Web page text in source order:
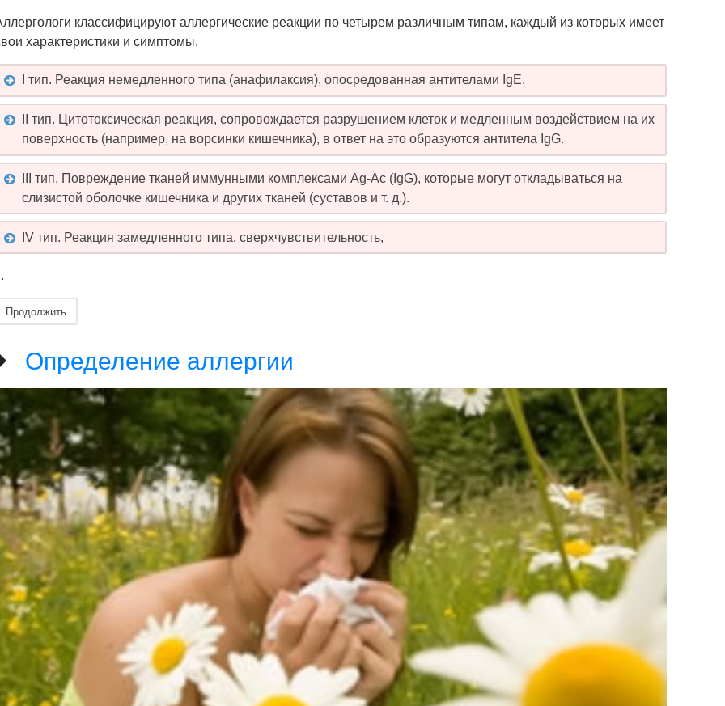
классифицируют аллергические реакции по четырем различным типам, каждый из которых имеет
характеристики и симптомы.
I тип. Реакция немедленного типа (анафилаксия), опосредованная антителами IgE.
II тип. Цитотоксическая реакция, сопровождается разрушением клеток и медленным воздействием на их
поверхность (например, на ворсинки кишечника), в ответ на это образуются антитела IgG.
III тип. Повреждение тканей иммунными комплексами Ag-Ac (IgG), которые могут откладываться на
слизистой оболочке кишечника и других тканей (суставов и т. д.).
IV тип. Реакция замедленного типа, сверхчувствительность,
Продолжить
Определение аллергии